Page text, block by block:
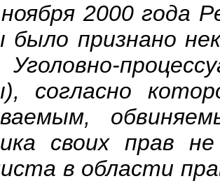
2000 года
было признано
согласно
своих прав
в области